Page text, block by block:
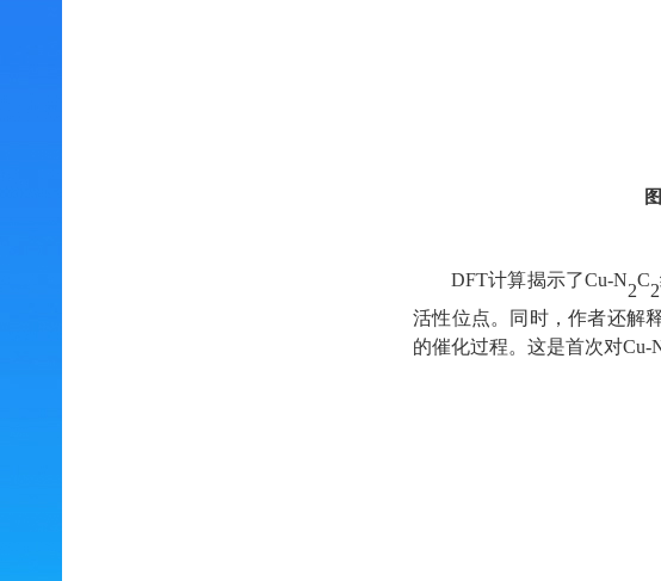
图
DFT计算揭示了Cu-N2C2
活性位点。同时，作者还解
的催化过程。这是首次对Cu-